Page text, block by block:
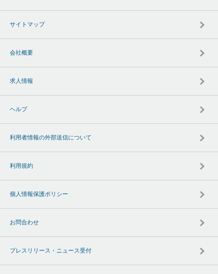
サイトマップ
会社概要
求人情報
ヘルプ
利用者情報の外部送信について
利用規約
個人情報保護ポリシー
お問合わせ
プレスリリース・ニュース受付